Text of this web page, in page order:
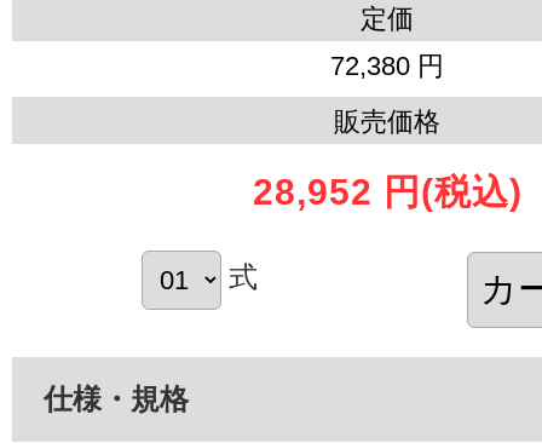
定価
72,380 円
販売価格
28,952 円 (税込)
式
仕様・規格